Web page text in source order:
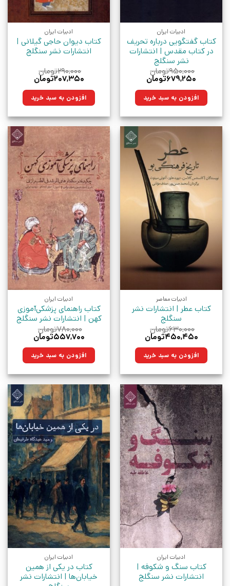
ادبیات ایران
کتاب گفتگویی درباره تحریف
در کتاب مقدس | انتشارات
نشر سنگلج
۹۵۰,۰۰۰تومان
قیمت
۹۵۰,۰۰۰تومان
بود.
۶۷۹,۲۵۰تومان
۶۷۹,۲۵۰تومان.افزودن به سبد خرید
ادبیات ایران
کتاب دیوان حاجی گیلانی |
انتشارات نشر سنگلج
۲۹۰,۰۰۰تومان
قیمت
۲۹۰,۰۰۰تومان
بود.
۲۰۷,۳۵۰تومان
۲۰۷,۳۵۰تومان.افزودن به سبد خرید
ادبیات معاصر
کتاب عطر | انتشارات نشر
سنگلج
۶۳۰,۰۰۰تومان
قیمت
۶۳۰,۰۰۰تومان
بود.
۴۵۰,۴۵۰تومان
۴۵۰,۴۵۰تومان. افزودن به سبد خرید
ادبیات ایران
کتاب راهنمای پزشکی‌آموزی
کهن | انتشارات نشر سنگلج
۷۸۰,۰۰۰تومان
قیمت
۷۸۰,۰۰۰تومان
بود.
۵۵۷,۷۰۰تومان
۵۵۷,۷۰۰تومان.افزودن به سبد خرید
ادبیات ایران
کتاب سنگ و شکوفه |
انتشارات نشر سنگلج
ادبیات ایران
کتاب در یکی از همین
خیابان‌ها | انتشارات نشر